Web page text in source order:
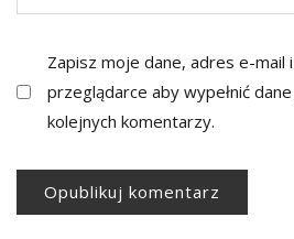
Zapisz moje dane, adres e-mail
przeglądarce aby wypełnić
kolejnych komentarzy.